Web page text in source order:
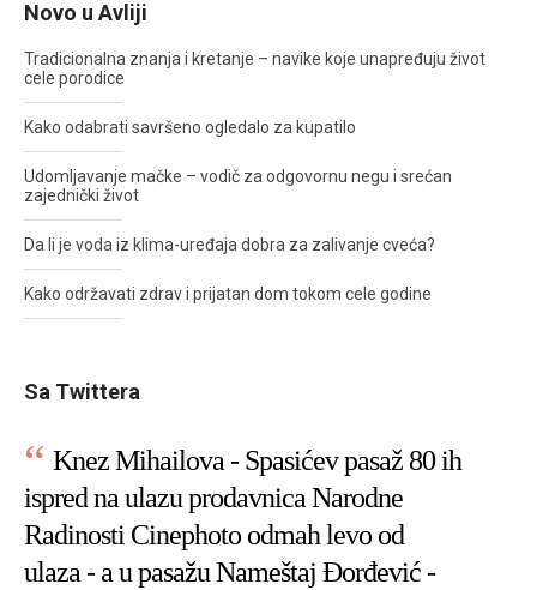
Novo u Avliji
Tradicionalna znanja i kretanje – navike koje unapređuju život
cele porodice
Kako odabrati savršeno ogledalo za kupatilo
Udomljavanje mačke – vodič za odgovornu negu i srećan
zajednički život
Da li je voda iz klima-uređaja dobra za zalivanje cveća?
Kako održavati zdrav i prijatan dom tokom cele godine
Sa Twittera
Knez Mihailova - Spasićev pasaž 80 ih
ispred na ulazu prodavnica Narodne
Radinosti Cinephoto odmah levo od
ulaza - a u pasažu Nameštaj Đorđević -